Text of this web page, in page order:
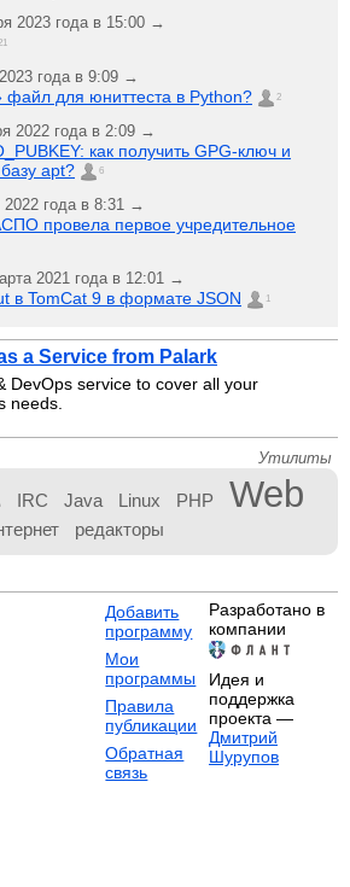
2023 года в 15:00 →
года в 9:09 →
файл для юниттеста в Python? 2
2022 года в 2:09 →
как получить GPG-ключ и
apt?
6
2022 года в 8:31 →
провела первое учредительное
2021 года в 12:01 →
в TomCat 9 в формате JSON 1
a Service from Palark
DevOps service to cover all your
needs.
Утилиты
IRC Java Linux PHP Web
редакторы
Добавить
программу
Мои
программы
Правила
публикации
Обратная
связь
Разработано в
компании
Идея и
поддержка
проекта —
Дмитрий
Шурупов